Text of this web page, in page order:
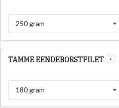
250 gram
TAMME EENDEBORSTFILET
180 gram